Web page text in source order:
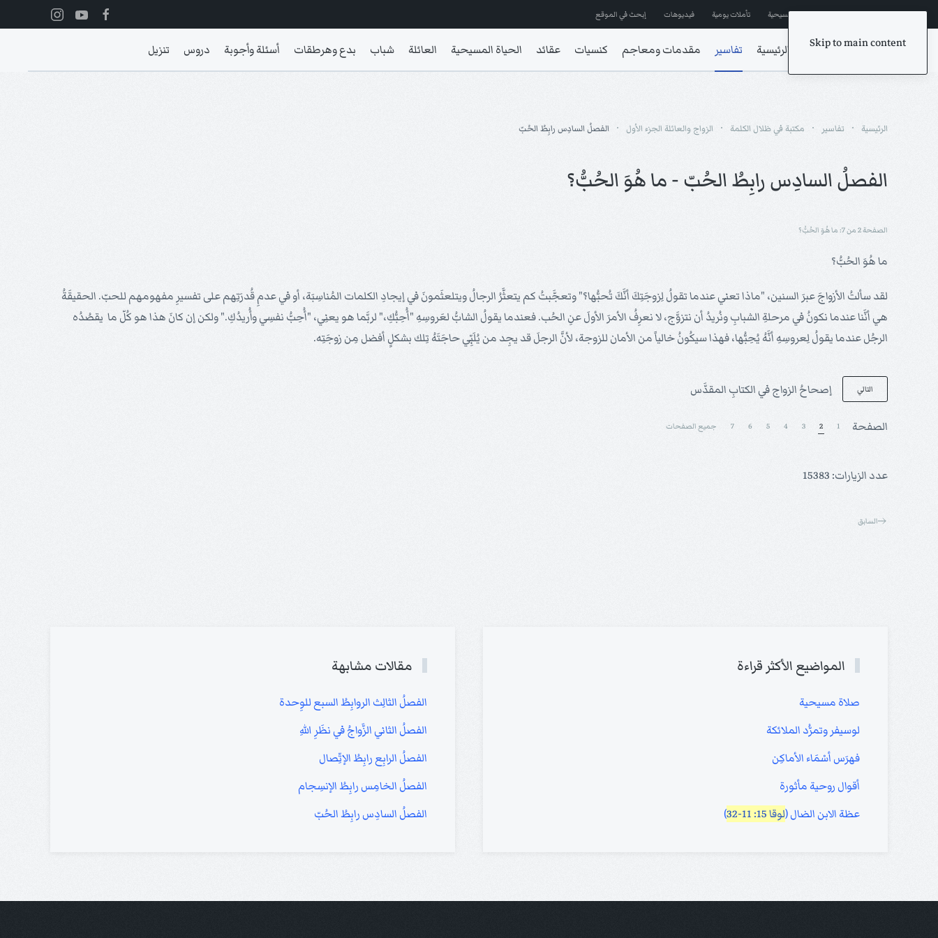
Skip to main content
إشترك في المراسلات ترانيم مسيحية تأملات يومية فيديوهات إبحث في الموقع
الرئيسية تفاسير مقدمات ومعاجم كنسيات عقائد الحياة المسيحية العائلة شباب بدع وهرطقات أسئلة وأجوبة دروس تنزيل
الرئيسية تفاسير مكتبة في ظلال الكلمة الزواج والعائلة الجزء الأول الفصلُ السادِس رابِطُ الحُبّ
الفصلُ السادِس رابِطُ الحُبّ - ما هُوَ الحُبُّ؟
الصفحة 2 من 7: ما هُوَ الحُبُّ؟
ما هُوَ الحُبُّ؟
لقد سألتُ الأزواجَ عبرَ السنين، "ماذا تعني عندما تقولُ لِزوجَتِكَ أنَّكَ تُحبُّها؟" وتعجَّبتُ كم يتعثَّرُ الرجالُ ويتلعثَمونَ في إيجادِ الكلمات المُناسِبَة، أو في عدمِ قُدرَتِهم على تفسيرِ مفهومهم للحبّ. الحقيقَةُ
هي أنَّنا عندما نكونُ في مرحلةِ الشبابِ ونُريدُ أن نتزوَّج، لا نعرِفُ الأمرَ الأولَ عنِ الحُب. فعندما يقولُ الشابُّ لعَروسِهِ "أُحِبُّكِ،" لربَّما هو يعنِي، "أُحِبُّ نفسِي وأُريدُكِ." ولكن إن كانَ هذا هو كُلّ ما يقصُدُه
الرجُل عندما يقولُ لِعروسِهِ أنَّهُ يُحِبُّها، فهذا سيكُونُ خالياً من الأمان للزوجة، لأنَّ الرجلَ قد يجِد من يُلَبِّي حاجَتَهُ تِلك بشكلٍ أفضل مِن زوجَتِه.
التالي إصحاحُ الزواج في الكتابِ المقدَّس
الصفحة 1
2
3
4
5
6
7 جميع الصفحات
عدد الزيارات: 15383
السابق
المواضيع الأكثر قراءة
صلاة مسيحية
لوسيفر وتمرُّد الملائكة
فهرَس أسْمَاء الأماكِن
أقوال روحية مأثورة
عظة الابن الضال (لوقا 15: 11-32 )
مقالات مشابهة
الفصلُ الثالِث الروابِطُ السبع للوِحدة
الفصلُ الثاني الزَّواجُ في نظَرِ اللهِ
الفصلُ الرابِع رابِطُ الإتِّصال
الفصلُ الخامِس رابِطُ الإنسِجام
الفصلُ السادِس رابِطُ الحُبّ